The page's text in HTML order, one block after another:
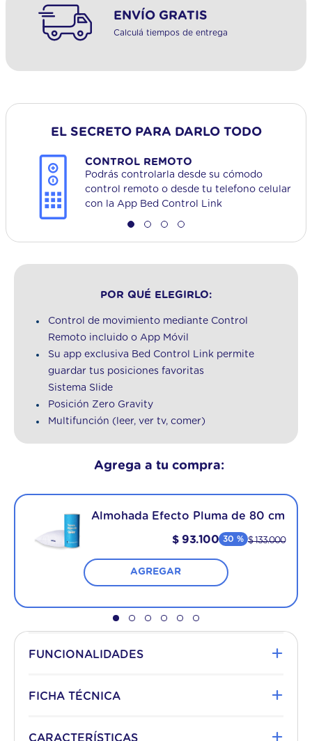
ENVÍO GRATIS
Calculá tiempos de entrega
EL SECRETO PARA DARLO TODO
CONTROL REMOTO
Podrás controlarla desde su cómodo
control remoto o desde tu telefono celular
con la App Bed Control Link
POR QUÉ ELEGIRLO:
Control de movimiento mediante Control
Remoto incluido o App Móvil
Su app exclusiva Bed Control Link permite
guardar tus posiciones favoritas
Sistema Slide
Posición Zero Gravity
Multifunción (leer, ver tv, comer)
Agrega a tu compra:
Almohada Efecto Pluma de 80 cm
$ 133.000
$ 93.100 30 %
AGREGAR
FUNCIONALIDADES +
FICHA TÉCNICA +
CARACTERÍSTICAS